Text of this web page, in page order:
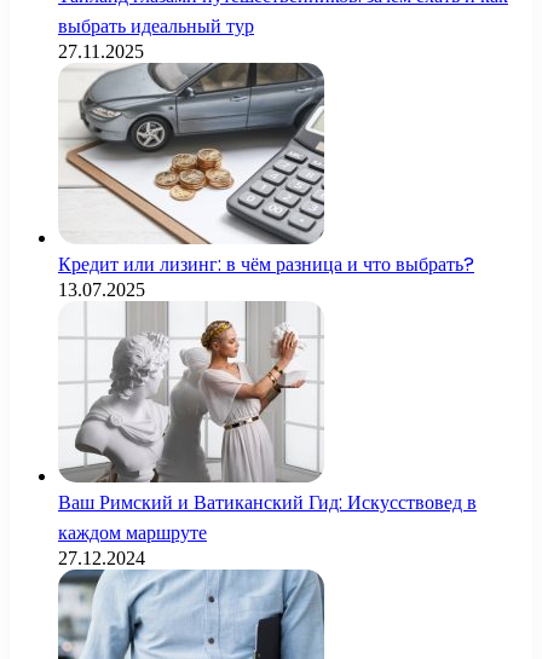
выбрать идеальный тур
27.11.2025
Кредит или лизинг: в чём разница и что выбрать?
13.07.2025
Ваш Римский и Ватиканский Гид: Искусствовед в
каждом маршруте
27.12.2024